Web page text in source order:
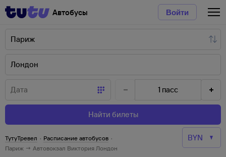
Автобусы Войти
1 пасс
Найти билеты
ТутуТревел · Расписание автобусов ·
Париж → Автовокзал Виктория Лондон